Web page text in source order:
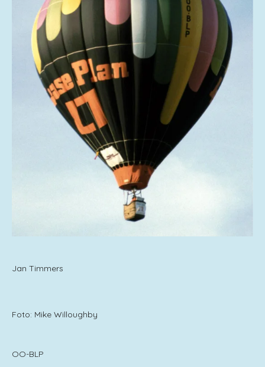
Jan Timmers
Foto: Mike Willoughby
OO-BLP